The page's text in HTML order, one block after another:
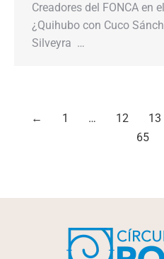
Creadores del FONCA
¿Quihubo con Cuco
Silveyra …
← 1 … 12 13
65